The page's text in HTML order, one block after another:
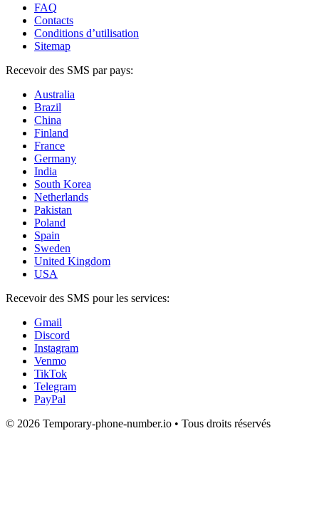
FAQ
Contacts
Conditions d’utilisation
Sitemap
Recevoir des SMS par pays:
Australia
Brazil
China
Finland
France
Germany
India
South Korea
Netherlands
Pakistan
Poland
Spain
Sweden
United Kingdom
USA
Recevoir des SMS pour les services:
Gmail
Discord
Instagram
Venmo
TikTok
Telegram
PayPal
© 2026 Temporary-phone-number.io • Tous droits réservés